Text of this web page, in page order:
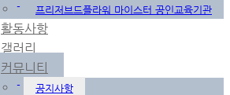
-
프리저브드플라워 마이스터 공인교육기관
활동사항
갤러리
커뮤니티
-
공지사항